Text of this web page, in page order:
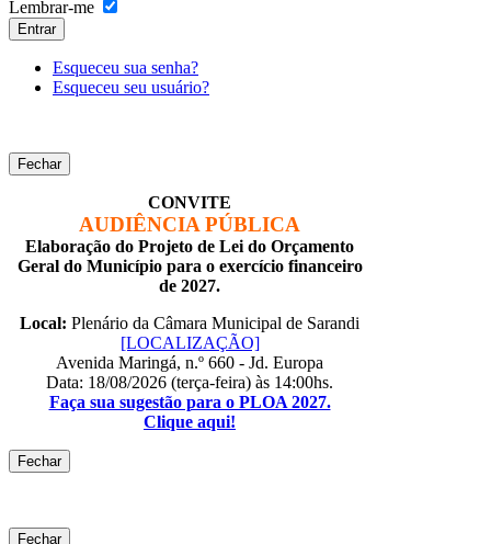
Lembrar-me
Entrar
Esqueceu sua senha?
Esqueceu seu usuário?
Fechar
CONVITE
AUDIÊNCIA PÚBLICA
Elaboração do Projeto de Lei do Orçamento
Geral do Município para o exercício financeiro
de 2027.
Local: Plenário da Câmara Municipal de Sarandi
[LOCALIZAÇÃO]
Avenida Maringá, n.º 660 - Jd. Europa
Data: 18/08/2026 (terça-feira) às 14:00hs.
Faça sua sugestão para o PLOA 2027.
Clique aqui!
Fechar
Fechar